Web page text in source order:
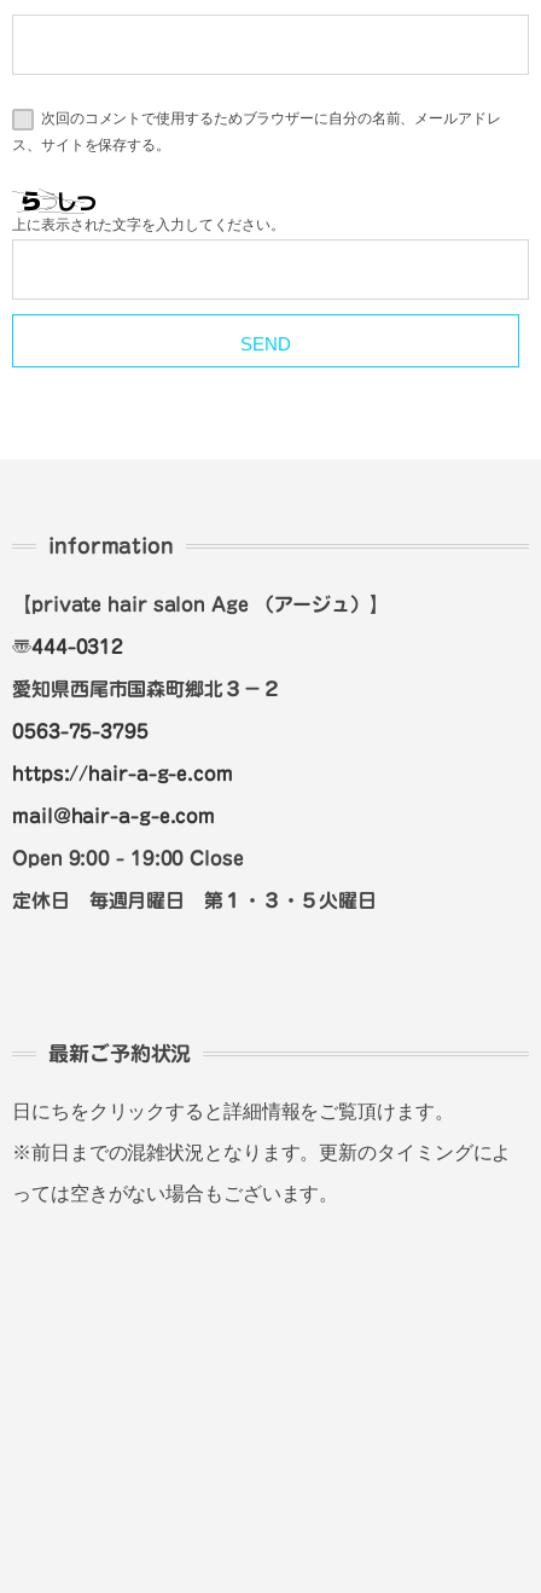
次回のコメントで使用するためブラウザーに自分の名前、メールアドレ
ス、サイトを保存する。
上に表示された文字を入力してください。
information
【private hair salon Age （アージュ） 】
〠444-0312
愛知県西尾市国森町郷北３－２
0563-75-3795
https://hair-a-g-e.com
mail@hair-a-g-e.com
Open 9:00 - 19:00 Close
定休日 毎週月曜日 第１・３・５火曜日
最新ご予約状況
日にちをクリックすると詳細情報をご覧頂けます。
※前日までの混雑状況となります。更新のタイミングによ
っては空きがない場合もございます。